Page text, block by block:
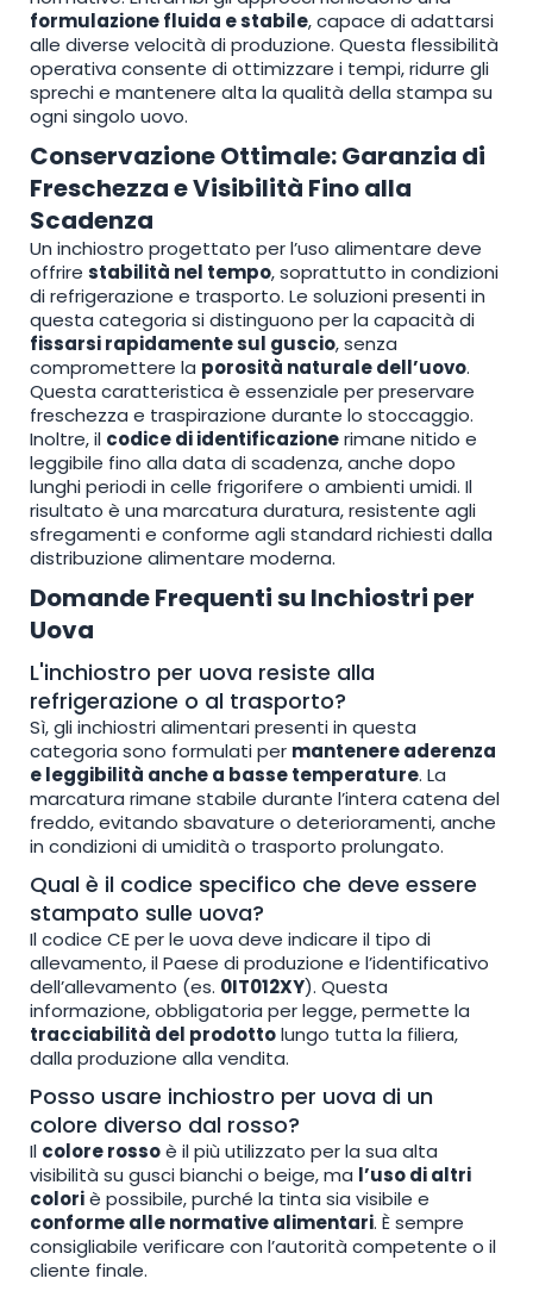
formulazione fluida e stabile, capace di adattarsi
alle diverse velocità di produzione. Questa flessibilità
operativa consente di ottimizzare i tempi, ridurre gli
sprechi e mantenere alta la qualità della stampa su
ogni singolo uovo.
Conservazione Ottimale: Garanzia di
Freschezza e Visibilità Fino alla
Scadenza
Un inchiostro progettato per l’uso alimentare deve
offrire stabilità nel tempo, soprattutto in condizioni
di refrigerazione e trasporto. Le soluzioni presenti in
questa categoria si distinguono per la capacità di
fissarsi rapidamente sul guscio, senza
compromettere la porosità naturale dell’uovo.
Questa caratteristica è essenziale per preservare
freschezza e traspirazione durante lo stoccaggio.
Inoltre, il codice di identificazionerimane nitido e
leggibile fino alla data di scadenza, anche dopo
lunghi periodi in celle frigorifere o ambienti umidi. Il
risultato è una marcatura duratura, resistente agli
sfregamenti e conforme agli standard richiesti dalla
distribuzione alimentare moderna.
Domande Frequenti su Inchiostri per
Uova
L'inchiostro per uova resiste alla
refrigerazione o al trasporto?
Sì, gli inchiostri alimentari presenti in questa
categoria sono formulati per mantenere aderenza
e leggibilità anche a basse temperature. La
marcatura rimane stabile durante l’intera catena del
freddo, evitando sbavature o deterioramenti, anche
in condizioni di umidità o trasporto prolungato.
Qual è il codice specifico che deve essere
stampato sulle uova?
Il codice CE per le uova deve indicare il tipo di
allevamento, il Paese di produzione e l’identificativo
dell’allevamento (es. 0IT012XY). Questa
informazione, obbligatoria per legge, permette la
tracciabilità del prodottolungo tutta la filiera,
dalla produzione alla vendita.
Posso usare inchiostro per uova di un
colore diverso dal rosso?
Il colore rossoè il più utilizzato per la sua alta
visibilità su gusci bianchi o beige, ma l’uso di altri
coloriè possibile, purché la tinta sia visibile e
conforme alle normative alimentari. È sempre
consigliabile verificare con l’autorità competente o il
cliente finale.